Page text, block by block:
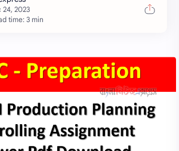
time: 3 min